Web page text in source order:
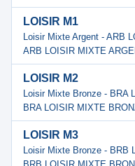
LOISIR M1
Loisir Mixte Argent - ARB
ARB LOISIR MIXTE
LOISIR M2
Loisir Mixte Bronze - BRA
BRA LOISIR MIXTE
LOISIR M3
Loisir Mixte Bronze - BRB